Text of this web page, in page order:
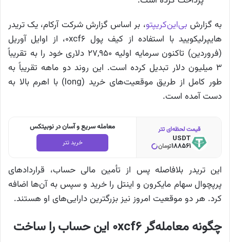
به گزارش بی‌این‌کریپتو، بر اساس گزارش شرکت آرکام، یک تریدر
هایپرلیکویید با استفاده از کیف پول 0xcf6، از اوایل آوریل
(فروردین) تاکنون سرمایه اولیه ۲۷,۹۵۰ دلاری خود را به تقریباً
۳ میلیون دلار تبدیل کرده است. این روند دو ماهه تقریباً به
طور کامل از طریق موقعیت‌های خرید (long) با اهرم بالا به
دست آمده است.
معامله سریع و آسان در نوبیتکس
خرید تتر
قیمت لحظه‌ای تتر
USDT
188561تومان
این تریدر بلافاصله پس از تأمین مالی حساب، قراردادهای
پرپچوال سهام مایکرون و اینتل را خرید و سپس به آن‌ها اضافه
کرد. هر دو موقعیت امروز نیز بزرگترین دارایی‌های او هستند.
چگونه معامله‌گر 0xcf6 این حساب را ساخت